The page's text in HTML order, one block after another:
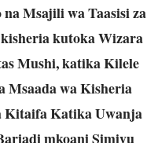
Msajili wa Taasisi za
kutoka Wizara
Mushi, katika Kilele
Msaada wa Kisheria
Kitaifa Katika Uwanja
mkoani Simiyu